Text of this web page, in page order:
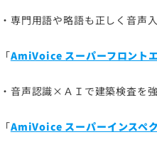
・専門用語や略語も正しく音声
「AmiVoice スーパーフロント
・音声認識×ＡＩで建築検査を
「AmiVoice スーパーインスペ